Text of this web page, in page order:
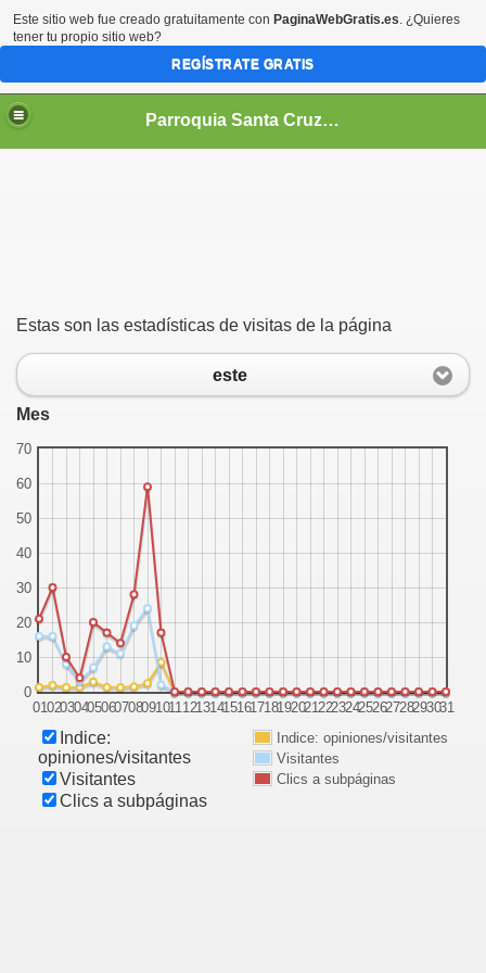
Parroquia Santa Cruz Medina de Pomar (Burgos)
Estas son las estadísticas de visitas de la página
este
Mes
01020304050607080910111213141516171819202122232425262728293031
0
10
20
30
40
50
60
70
Indice: opiniones/visitantes
Visitantes
Clics a subpáginas
Indice:
opiniones/visitantes
Visitantes
Clics a subpáginas
Este sitio web fue creado gratuitamente con PaginaWebGratis.es. ¿Quieres
tener tu propio sitio web?
REGÍSTRATE GRATIS